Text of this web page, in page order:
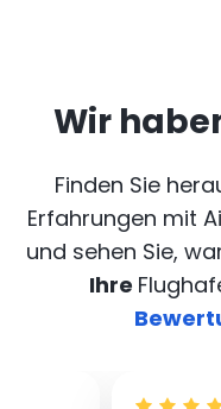
Wir
Finden Sie
Erfahrungen mit
und sehen Sie,
Ihre